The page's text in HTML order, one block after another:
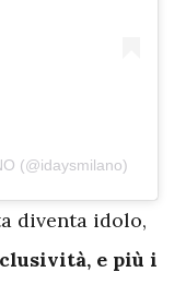
(@idaysmilano)
diventa idolo,
e più i